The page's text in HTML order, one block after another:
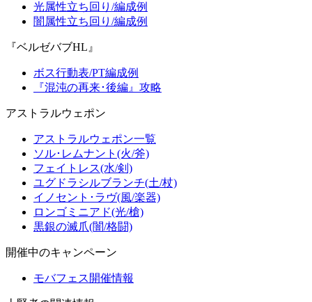
光属性立ち回り/編成例
闇属性立ち回り/編成例
『ベルゼバブHL』
ボス行動表/PT編成例
『混沌の再来･後編』攻略
アストラルウェポン
アストラルウェポン一覧
ソル･レムナント(火/斧)
フェイトレス(水/剣)
ユグドラシルブランチ(土/杖)
イノセント･ラヴ(風/楽器)
ロンゴミニアド(光/槍)
黒銀の滅爪(闇/格闘)
開催中のキャンペーン
モバフェス開催情報